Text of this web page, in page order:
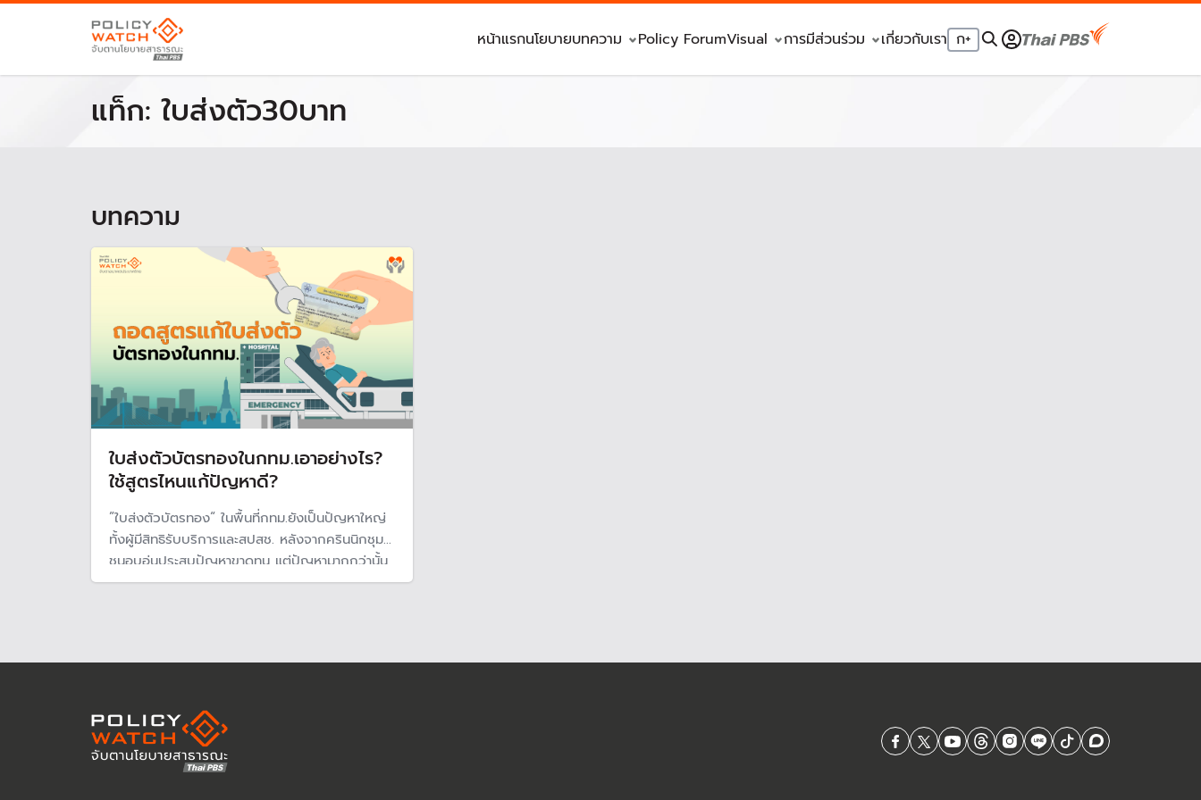
หน้าแรกนโยบายบทความ Policy ForumVisual การมีส่วนร่วม เกี่ยวกับเรา ก+
แท็ก:ใบส่งตัว30บาท
บทความ
ใบส่งตัวบัตรทองในกทม.เอาอย่างไร?
ใช้สูตรไหนแก้ปัญหาดี?
”ใบส่งตัวบัตรทอง“ ในพื้นที่กทม.ยังเป็นปัญหาใหญ่
ทั้งผู้มีสิทธิรับบริการและสปสช. หลังจากครินนิกชุม
ชนอบอุ่นประสบปัญหาขาดทุน แต่ปัญหามากกว่านั้น
คือการบริหารจัดการ ที่มีความทับซ้อนกันทำให้เกิด